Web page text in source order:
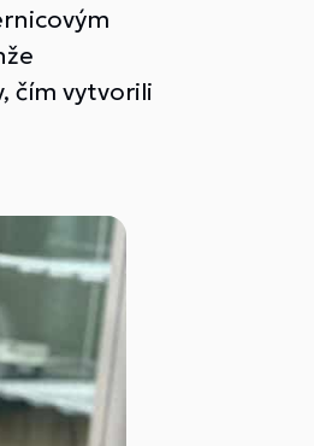
čím vytvorili